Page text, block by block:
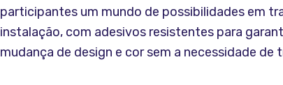
participantes um mundo de possibilidades em
instalação, com adesivos resistentes para
mudança de design e cor sem a necessidade de